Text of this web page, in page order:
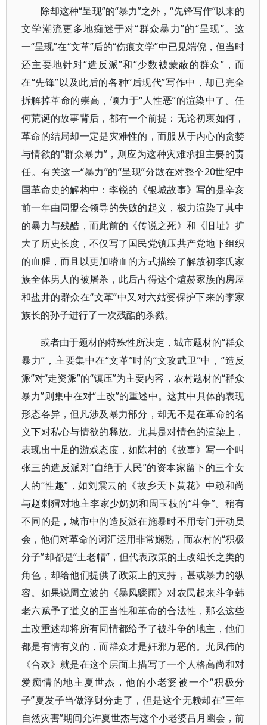
除却这种“呈现”的“暴力”之外，“先锋写作”以来的
文学潮流更多地痴迷于对“群众暴力”的“呈现”。这
一“呈现”在“文革”后的“伤痕文学”中已见端倪，但当时
还主要地针对“造反派”和“少数被蒙蔽的群众”，而
在“先锋”以及此后的各种“后现代”写作中，却已完全
拆解掉革命的崇高，倾力于“人性恶”的渲染中了。任
何荒诞的故事背后，都有一个前提：无论初衷如何，
革命的结局却一定是灾难性的，而服从于内心的贪婪
与情欲的“群众暴力”，则应为这种灾难承担主要的责
任。有关这一“暴力”的“呈现”分散在对整个20世纪中
国革命史的解构中：李锐的《银城故事》写的是辛亥
前一年由同盟会领导的失败的起义，极力渲染了其中
的暴力与残酷，而此前的《传说之死》和《旧址》扩
大了历史长度，不仅写了国民党镇压共产党地下组织
的血腥，而且以更加嗜血的方式描绘了解放初李氏家
族全体男人的被屠杀，此后占得这个煊赫家族的房屋
和盐井的群众在“文革”中又对六姑婆保护下来的李家
族长的孙子进行了一次残酷的杀戮。
或者由于题材的特殊性所决定，城市题材的“群众
暴力”，主要集中在“文革”时的“文攻武卫”中，“造反
派”对“走资派”的“镇压”为主要内容，农村题材的“群众
暴力”则集中在对“土改”的重述中。这其中具体的表现
形态各异，但凡涉及暴力部分，却无不是在革命的名
义下对私心与情欲的释放。尤其是对情色的渲染上，
表现出十足的游戏态度，如陈村的《故事》写一个叫
张三的造反派对“自绝于人民”的资本家留下的三个女
人的“性趣”，如刘震云的《故乡天下黄花》中赖和尚
与赵刺猬对地主李家少奶奶和周玉枝的“斗争”。稍有
不同的是，城市中的造反派在施暴时不用专门开动员
会，他们对革命的词汇运用非常娴熟，而农村的“积极
分子”却都是“土老帽”，但代表政策的土改组长之类的
角色，却给他们提供了政策上的支持，甚或暴力的纵
容。如果说周立波的《暴风骤雨》对农民起来斗争韩
老六赋予了道义的正当性和革命的合法性，那么这些
土改重述却将所有同情都给予了被斗争的地主，他们
都是有情有义的，而群众才是奸邪万恶的。尤凤伟的
《合欢》就是在这个层面上描写了一个人格高尚和对
爱痴情的地主夏世杰，他的小老婆被一个“积极分
子”夏发子当做浮财分走了，但是这个无赖却在“三年
自然灾害”期间允许夏世杰与这个小老婆吕月幽会，前